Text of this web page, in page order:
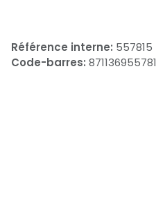
Référence interne: 557815
Code-barres: